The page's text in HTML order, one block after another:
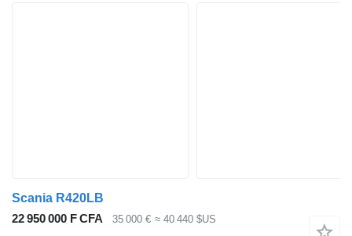
Scania R420LB
22 950 000 F CFA
35 000 € ≈ 40 440 $US